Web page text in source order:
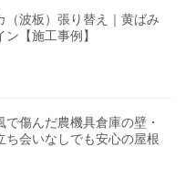
（波板）張り替え｜黄ばみ
【施工事例】
で傷んだ農機具倉庫の壁・
ち会いなしでも安心の屋根